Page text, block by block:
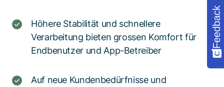
Höhere Stabilität und schnellere
Verarbeitung bieten grossen Komfort für
Endbenutzer und App-Betreiber
Auf neue Kundenbedürfnisse und
Feedback